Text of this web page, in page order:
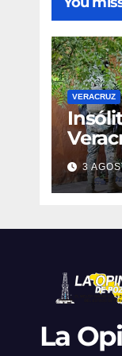
VERACRUZ
cateo
3
La